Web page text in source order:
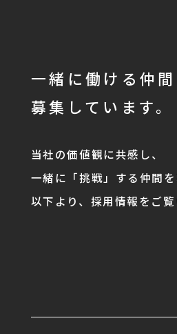
一緒に働ける仲間
募集しています。
当社の価値観に共感し、
一緒に「挑戦」する仲間を
以下より、採用情報をご覧